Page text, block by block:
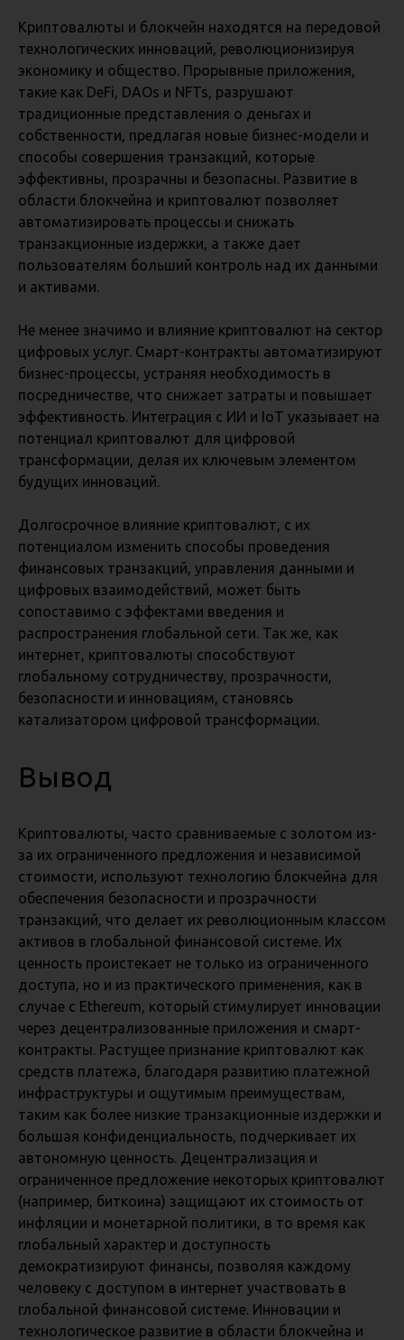
Криптовалюты и блокчейн находятся на передовой
технологических инноваций, революционизируя
экономику и общество. Прорывные приложения,
такие как DeFi, DAOs и NFTs, разрушают
традиционные представления о деньгах и
собственности, предлагая новые бизнес-модели и
способы совершения транзакций, которые
эффективны, прозрачны и безопасны. Развитие в
области блокчейна и криптовалют позволяет
автоматизировать процессы и снижать
транзакционные издержки, а также дает
пользователям больший контроль над их данными
и активами.
Не менее значимо и влияние криптовалют на сектор
цифровых услуг. Смарт-контракты автоматизируют
бизнес-процессы, устраняя необходимость в
посредничестве, что снижает затраты и повышает
эффективность. Интеграция с ИИ и IoT указывает на
потенциал криптовалют для цифровой
трансформации, делая их ключевым элементом
будущих инноваций.
Долгосрочное влияние криптовалют, с их
потенциалом изменить способы проведения
финансовых транзакций, управления данными и
цифровых взаимодействий, может быть
сопоставимо с эффектами введения и
распространения глобальной сети. Так же, как
интернет, криптовалюты способствуют
глобальному сотрудничеству, прозрачности,
безопасности и инновациям, становясь
катализатором цифровой трансформации.
Вывод
Криптовалюты, часто сравниваемые с золотом из-
за их ограниченного предложения и независимой
стоимости, используют технологию блокчейна для
обеспечения безопасности и прозрачности
транзакций, что делает их революционным классом
активов в глобальной финансовой системе. Их
ценность проистекает не только из ограниченного
доступа, но и из практического применения, как в
случае с Ethereum, который стимулирует инновации
через децентрализованные приложения и смарт-
контракты. Растущее признание криптовалют как
средств платежа, благодаря развитию платежной
инфраструктуры и ощутимым преимуществам,
таким как более низкие транзакционные издержки и
большая конфиденциальность, подчеркивает их
автономную ценность. Децентрализация и
ограниченное предложение некоторых криптовалют
(например, биткоина) защищают их стоимость от
инфляции и монетарной политики, в то время как
глобальный характер и доступность
демократизируют финансы, позволяя каждому
человеку с доступом в интернет участвовать в
глобальной финансовой системе. Инновации и
технологическое развитие в области блокчейна и